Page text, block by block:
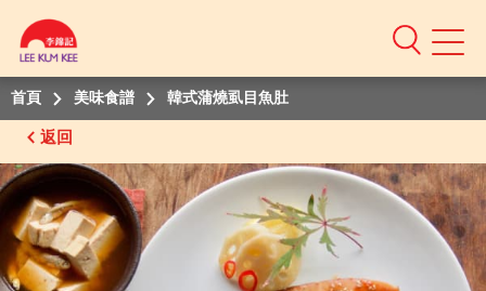
Mobile
首頁 美味食譜 韓式蒲燒虱目魚肚
返回